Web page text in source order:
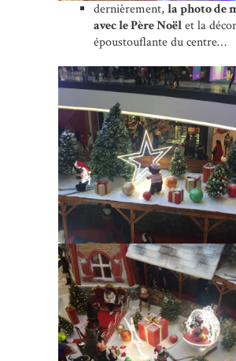
dernièrement, la photo de
avec le Père Noëlet la
époustouflante du centre…